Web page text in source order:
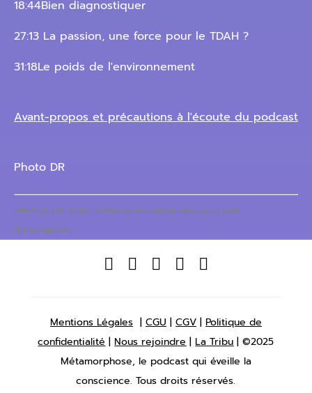
18:44Bien diagnostiquer
27:13 La passion, une force pour le TDAH ?
31:18Le poids de l'environnement
Avant-propos et précautions à l'écoute du podcast
Photo DR
Hébergé par Acast. Visitez acast.com/privacy pour plus
d'informations.
    
Mentions Légales | CGU | CGV| Politique de
confidentialité |Nous rejoindre |La Tribu | ©2025
Métamorphose, le podcast qui éveille la
conscience. Tous droits réservés.